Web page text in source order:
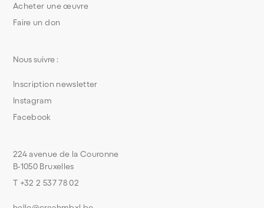
Acheter une œuvre
Faire un don
224 avenue de la Couronne
B-1050 Bruxelles
T +32 2 537 78 02
Nous suivre :
Inscription newsletter
Instagram
Facebook